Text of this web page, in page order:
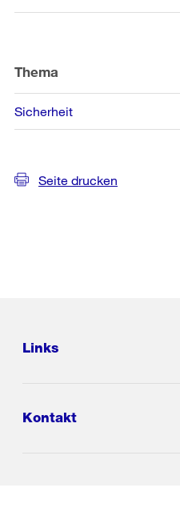
Thema
Sicherheit
Seite drucken
Links
Kontakt